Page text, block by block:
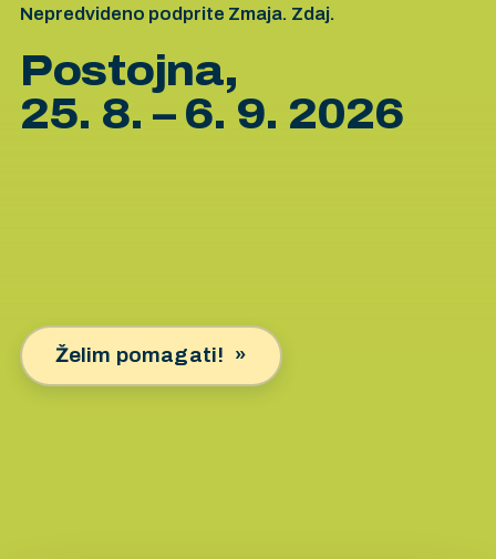
Nepredvideno podprite Zmaja. Zdaj.
Postojna,
25. 8. – 6. 9. 2026
Želim pomagati! »